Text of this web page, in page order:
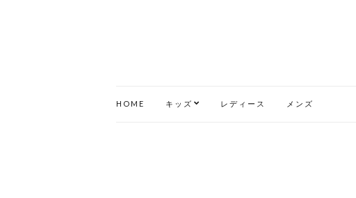
HOME キッズ レディース メンズ